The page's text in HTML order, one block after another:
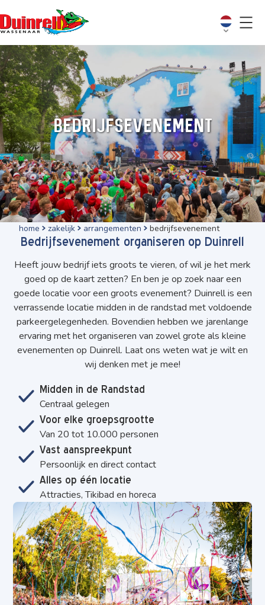
Bedrijfsevenement
home zakelijk arrangementen bedrijfsevenement
Bedrijfsevenement organiseren op Duinrell
Heeft jouw bedrijf iets groots te vieren, of wil je het merk
goed op de kaart zetten? En ben je op zoek naar een
goede locatie voor een groots evenement? Duinrell is een
verrassende locatie midden in de randstad met voldoende
parkeergelegenheden. Bovendien hebben we jarenlange
ervaring met het organiseren van zowel grote als kleine
evenementen op Duinrell. Laat ons weten wat je wilt en
wij denken met je mee!
Midden in de Randstad
Centraal gelegen
Voor elke groepsgrootte
Van 20 tot 10.000 personen
Vast aanspreekpunt
Persoonlijk en direct contact
Alles op één locatie
Attracties, Tikibad en horeca